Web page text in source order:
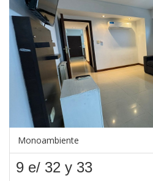
Monoambiente
9 e/ 32 y 33